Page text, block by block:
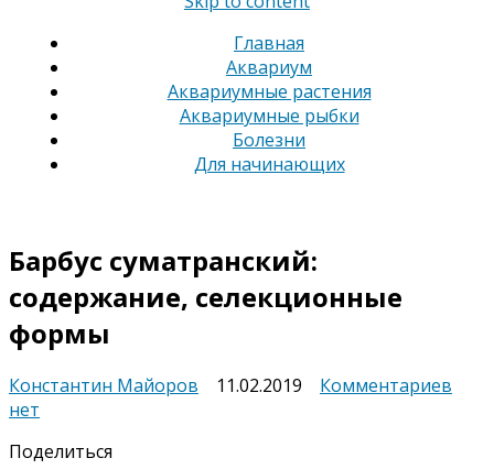
Главная
Аквариум
Аквариумные растения
Аквариумные рыбки
Болезни
Для начинающих
Барбус суматранский:
содержание, селекционные
формы
Константин Майоров 11.02.2019 Комментариев
нет
Поделиться